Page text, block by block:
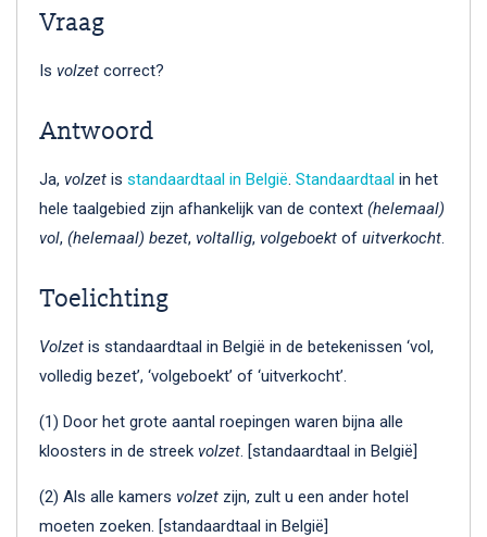
Vraag
Is volzet correct?
Antwoord
Ja, volzet is standaardtaal in België. Standaardtaal in het
hele taalgebied zijn afhankelijk van de context (helemaal)
vol, (helemaal) bezet, voltallig, volgeboekt of uitverkocht.
Toelichting
Volzet is standaardtaal in België in de betekenissen ‘vol,
volledig bezet’, ‘volgeboekt’ of ‘uitverkocht’.
(1) Door het grote aantal roepingen waren bijna alle
kloosters in de streek volzet. [standaardtaal in België]
(2) Als alle kamers volzet zijn, zult u een ander hotel
moeten zoeken. [standaardtaal in België]